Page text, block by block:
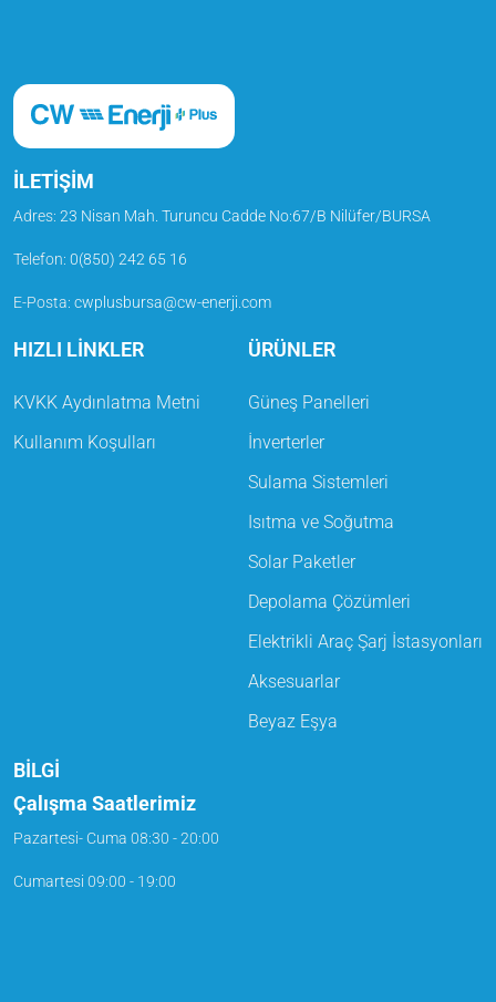
İLETİŞİM
Adres: 23 Nisan Mah. Turuncu Cadde No:67/B Nilüfer/BURSA
Telefon: 0(850) 242 65 16
E-Posta: cwplusbursa@cw-enerji.com
HIZLI LİNKLER
KVKK Aydınlatma Metni
Kullanım Koşulları
ÜRÜNLER
Güneş Panelleri
İnverterler
Sulama Sistemleri
Isıtma ve Soğutma
Solar Paketler
Depolama Çözümleri
Elektrikli Araç Şarj İstasyonları
Aksesuarlar
Beyaz Eşya
BİLGİ
Çalışma Saatlerimiz
Pazartesi- Cuma 08:30 - 20:00
Cumartesi 09:00 - 19:00